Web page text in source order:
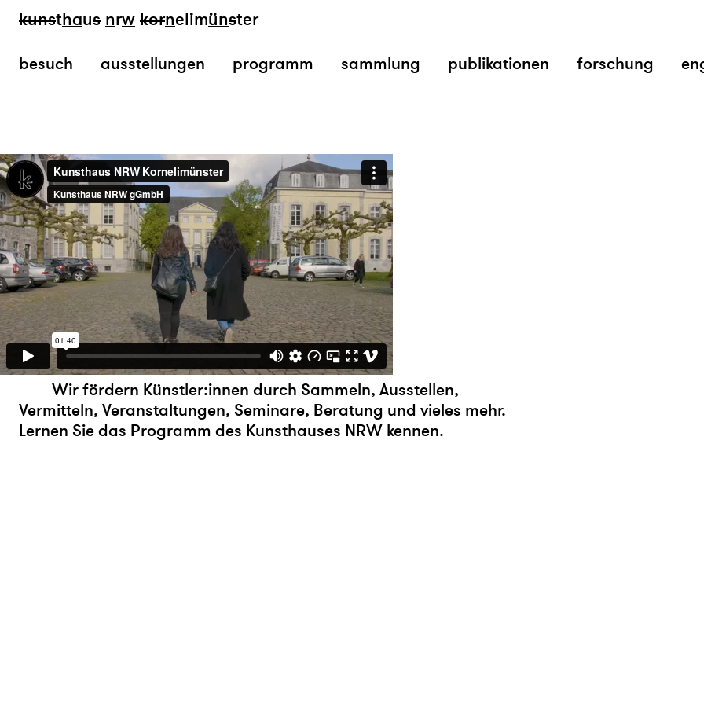
kunsthaus nrw kornelimünster
besuch ausstellungen programm sammlung publikationen forschung
Wir fördern Künstler:innen durch Sammeln, Ausstellen,
Vermitteln, Veranstaltungen, Seminare, Beratung und vieles mehr.
Lernen Sie das Programm des Kunsthauses NRW kennen.